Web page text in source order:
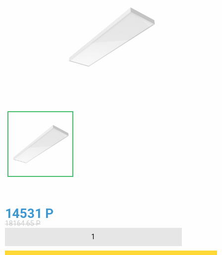
14531 Р
18164.65 Р